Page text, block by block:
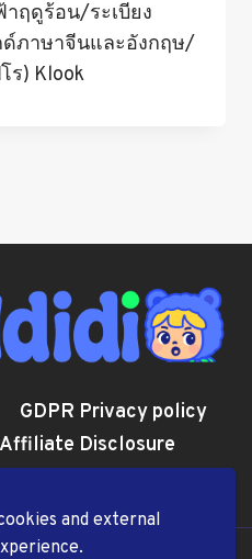
and external
าฤดูร้อน/ระเบียง
ภาษาจีนและอังกฤษ/
ร) Klook
GDPR Privacy policy
Affiliate Disclosure